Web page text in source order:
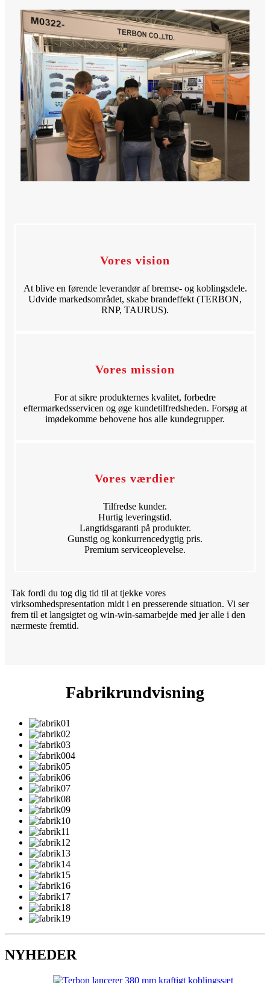
Vores vision
At blive en førende leverandør af bremse- og koblingsdele.
Udvide markedsområdet, skabe brandeffekt (TERBON,
RNP, TAURUS).
Vores mission
For at sikre produkternes kvalitet, forbedre
eftermarkedsservicen og øge kundetilfredsheden. Forsøg at
imødekomme behovene hos alle kundegrupper.
Vores værdier
Tilfredse kunder.
Hurtig leveringstid.
Langtidsgaranti på produkter.
Gunstig og konkurrencedygtig pris.
Premium serviceoplevelse.
Tak fordi du tog dig tid til at tjekke vores
virksomhedspresentation midt i en presserende situation. Vi ser
frem til et langsigtet og win-win-samarbejde med jer alle i den
nærmeste fremtid.
Fabrikrundvisning
NYHEDER